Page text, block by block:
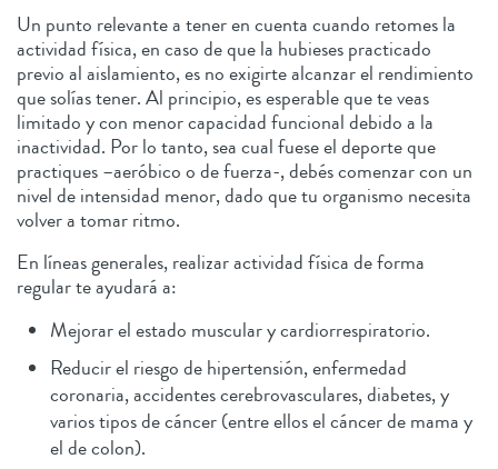
Un punto relevante a tener en cuenta cuando retomes la
actividad física, en caso de que la hubieses practicado
previo al aislamiento, es no exigirte alcanzar el rendimiento
que solías tener. Al principio, es esperable que te veas
limitado y con menor capacidad funcional debido a la
inactividad. Por lo tanto, sea cual fuese el deporte que
practiques –aeróbico o de fuerza-, debés comenzar con un
nivel de intensidad menor, dado que tu organismo necesita
volver a tomar ritmo.
En líneas generales, realizar actividad física de forma
regular te ayudará a:
Mejorar el estado muscular y cardiorrespiratorio.
Reducir el riesgo de hipertensión, enfermedad
coronaria, accidentes cerebrovasculares, diabetes, y
varios tipos de cáncer (entre ellos el cáncer de mama y
el de colon).